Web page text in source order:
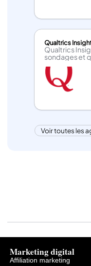
Qualtrics
Qualtrics
sondages et
Voir toutes les
Marketing digital
Affiliation marketing